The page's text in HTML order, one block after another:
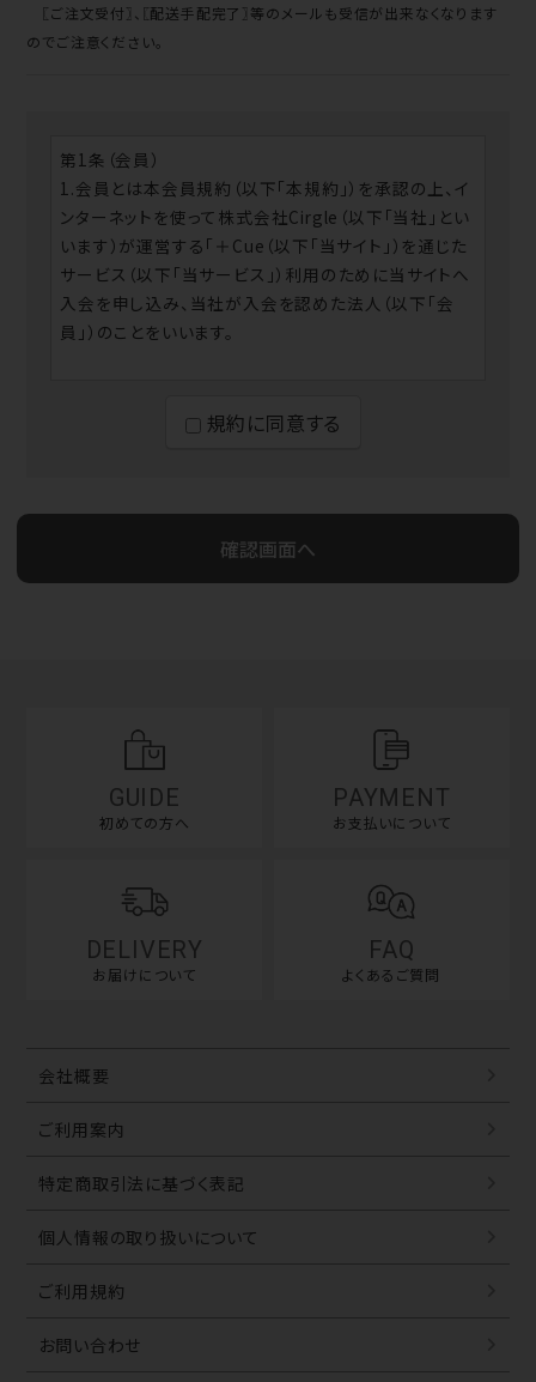
〖ご注文受付〗、〖配送手配完了〗等のメールも受信が出来なくなります
のでご注意ください。
第1条（会員）
1.会員とは本会員規約（以下「本規約」）を承認の上、イ
ンターネットを使って株式会社Cirgle（以下「当社」とい
います）が運営する「＋Cue（以下「当サイト」）を通じた
サービス（以下「当サービス」）利用のために当サイトへ
入会を申し込み、当社が入会を認めた法人（以下「会
員」）のことをいいます。
ン、SPA・リラクゼーションサロン・整体院に従事するお
3.会員は、本規約、及び当社の定める購入方法その他
当社が必要に応じて定める取引条件等に従い、当サー
移転、売買、担保設定等はできないものとします。上記
行為に伴う損害について当社は一切の責任を負いませ
ンID及びパスワードの第三者による盗用・悪用に伴う
損害について、当社は責任を負いません。
のあることが発覚した場合には、会員資格は、何らの通
1.当社は、本規約をいつでも当社の裁量により変更す
2.当該本規約の変更は、その旨の通知を当サイトに掲
規約に同意する
GUIDE
初めての方へ
PAYMENT
お支払いについて
DELIVERY
お届けについて
FAQ
よくあるご質問
会社概要
ご利用案内
特定商取引法に基づく表記
個人情報の取り扱いについて
ご利用規約
お問い合わせ